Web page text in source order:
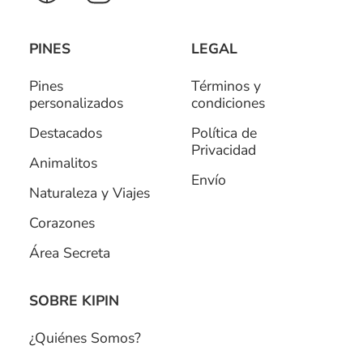
PINES
Pines
personalizados
Destacados
Animalitos
Naturaleza y Viajes
Corazones
Área Secreta
LEGAL
Términos y
condiciones
Política de
Privacidad
Envío
SOBRE KIPIN
¿Quiénes Somos?